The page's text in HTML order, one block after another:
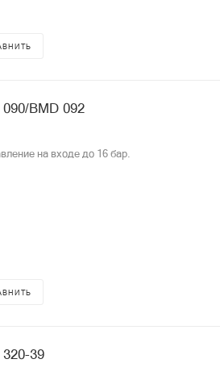
BMD 092
на входе до 16 бар.
39